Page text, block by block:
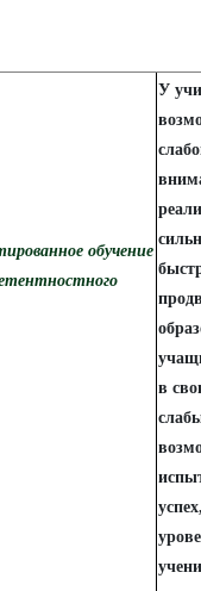
обучение
У
в